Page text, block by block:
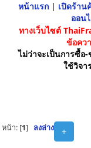
หน้าแรก | เปิดร้าน
ออน
ทางเว็บไซต์
ข้อคว
ไม่ว่าจะเป็นการซื้อ
ใช้วิจ
+
หน้า: [1] ลงล่าง